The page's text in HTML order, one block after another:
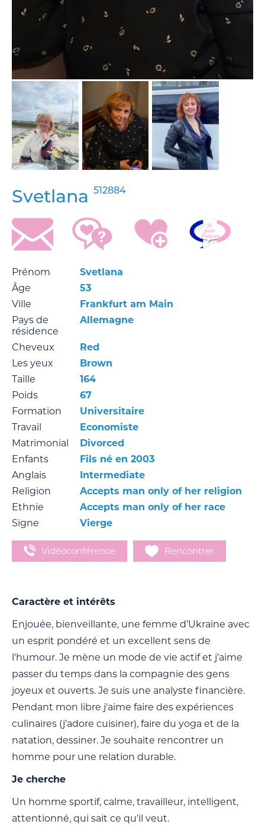
Svetlana 512884
Prénom
Svetlana
Âge
53
Ville
Frankfurt am Main
Pays de
résidence
Allemagne
Cheveux
Red
Les yeux
Brown
Taille
164
Poids
67
Formation
Universitaire
Travail
Economiste
Matrimonial
Divorced
Enfants
Fils né en 2003
Anglais
Intermediate
Religion
Accepts man only of her religion
Ethnie
Accepts man only of her race
Signe
Vierge
Vidéoconférence Rencontrer
Caractère et intérêts
Enjouée, bienveillante, une femme d’Ukraine avec
un esprit pondéré et un excellent sens de
l'humour. Je mène un mode de vie actif et j’aime
passer du temps dans la compagnie des gens
joyeux et ouverts. Je suis une analyste financière.
Pendant mon libre j'aime faire des expériences
culinaires (j’adore cuisiner), faire du yoga et de la
natation, dessiner. Je souhaite rencontrer un
homme pour une relation durable.
Je cherche
Un homme sportif, calme, travailleur, intelligent,
attentionné, qui sait ce qu'il veut.